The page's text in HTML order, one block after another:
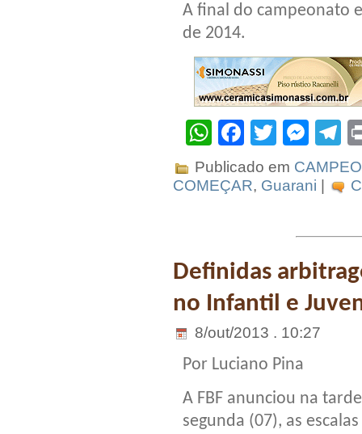
A final do campeonato
de 2014.
WhatsApp
Facebook
Twitter
Publicado em
COMEÇAR, Guarani
Definidas
no Infantil e
8/out/2013 . 10:27
Por Luciano Pina
A FBF anunciou na
segunda (07), as